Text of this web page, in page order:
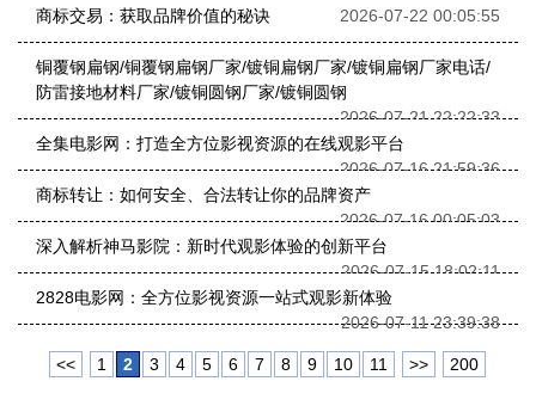
商标交易：获取品牌价值的秘诀
2026-07-22 00:05:55
铜覆钢扁钢/铜覆钢扁钢厂家/镀铜扁钢厂家/镀铜扁钢厂家电话/
防雷接地材料厂家/镀铜圆钢厂家/镀铜圆钢
2026-07-21 22:22:33
全集电影网：打造全方位影视资源的在线观影平台
2026-07-16 21:59:36
商标转让：如何安全、合法转让你的品牌资产
2026-07-16 00:05:03
深入解析神马影院：新时代观影体验的创新平台
2026-07-15 18:02:11
2828电影网：全方位影视资源一站式观影新体验
2026-07-11 23:39:38
<< 1 2 3 4 5 6 7 8 9 10 11 >> 200